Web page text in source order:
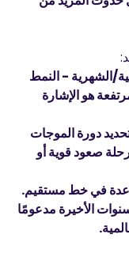
الشهرية - النمط
هو الإشارة
دورة الموجات
صعود قوية أو
في خط مستقيم.
الأخيرة مدعومًا